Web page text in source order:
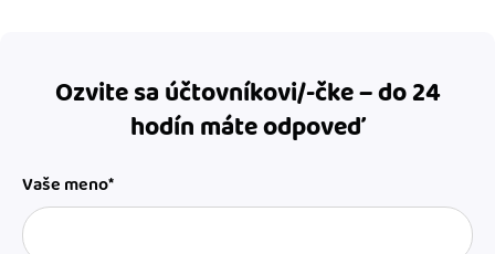
Ozvite sa účtovníkovi/-čke – do 24
hodín máte odpoveď
Vaše meno*